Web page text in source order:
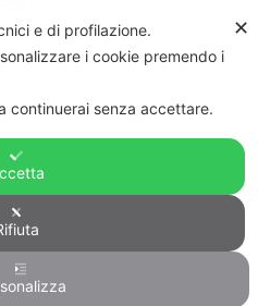
di dati
✕
e di profilazione.
i cookie premendo i
continuerai senza accettare.